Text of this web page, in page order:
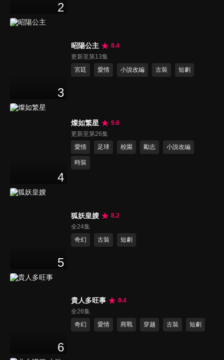
2
3
昭陽公主
8.4
更新至第13集
宮廷
愛情 小說改編 古裝 短劇
4
燦如繁星
9.6
更新至第26集
愛情
足球 校園 勵志 小說改編
時裝
5
狐妖皇嫂
8.2
全24集
奇幻
古裝 短劇
6
貴人多旺事
8.4
全26集
奇幻
愛情 商戰 穿越 古裝 短劇